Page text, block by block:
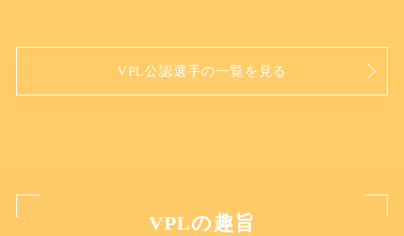
VPL公認選手の一覧を見る
VPLの趣旨